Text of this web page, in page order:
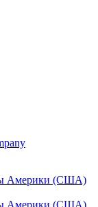
Америки (США)